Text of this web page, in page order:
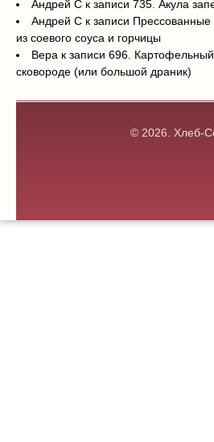
Андрей С к записи 735. Акула
Андрей С к записи
из соевого соуса и горчицы
Вера к записи 696. Картофельный
сковороде (или большой драник)
© 2026. Хлеб-